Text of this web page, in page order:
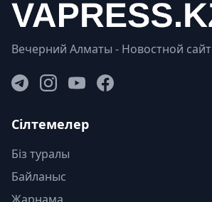
Вечерний Алматы - Новостной сайт
Сілтемелер
Біз туралы
Байланыс